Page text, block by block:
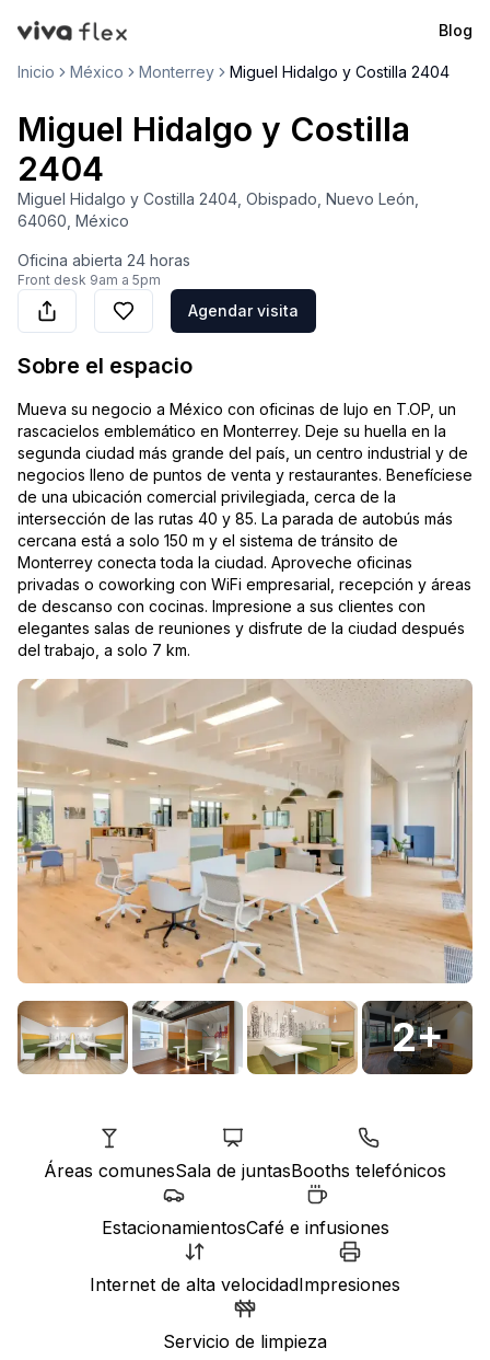
VivaFlex
Blog
Inicio México Monterrey Miguel Hidalgo y Costilla 2404
Miguel Hidalgo y Costilla
2404
Miguel Hidalgo y Costilla 2404, Obispado, Nuevo León,
64060, México
Oficina abierta 24 horas
Front desk 9am a 5pm
Agendar visita
Sobre el espacio
Mueva su negocio a México con oficinas de lujo en T.OP, un
rascacielos emblemático en Monterrey. Deje su huella en la
segunda ciudad más grande del país, un centro industrial y de
negocios lleno de puntos de venta y restaurantes. Benefíciese
de una ubicación comercial privilegiada, cerca de la
intersección de las rutas 40 y 85. La parada de autobús más
cercana está a solo 150 m y el sistema de tránsito de
Monterrey conecta toda la ciudad. Aproveche oficinas
privadas o coworking con WiFi empresarial, recepción y áreas
de descanso con cocinas. Impresione a sus clientes con
elegantes salas de reuniones y disfrute de la ciudad después
del trabajo, a solo 7 km.
2+
Áreas comunesSala de juntasBooths telefónicos
EstacionamientosCafé e infusiones
Internet de alta velocidadImpresiones
Servicio de limpieza